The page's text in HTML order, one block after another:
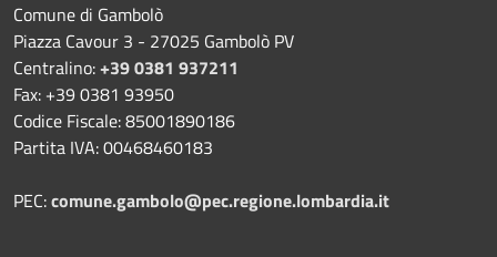
Comune di Gambolò
Piazza Cavour 3 - 27025 Gambolò PV
Centralino:+39 0381 937211
Fax: +39 0381 93950
Codice Fiscale: 85001890186
Partita IVA: 00468460183
PEC:comune.gambolo@pec.regione.lombardia.it